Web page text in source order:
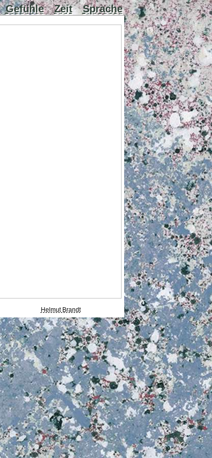
Gefühle Zeit Sprache